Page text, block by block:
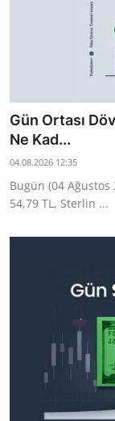
Gün Ortası
Ne Kad...
04.08.2026 12:35
Bugün (04
54,79 TL, Sterlin ...